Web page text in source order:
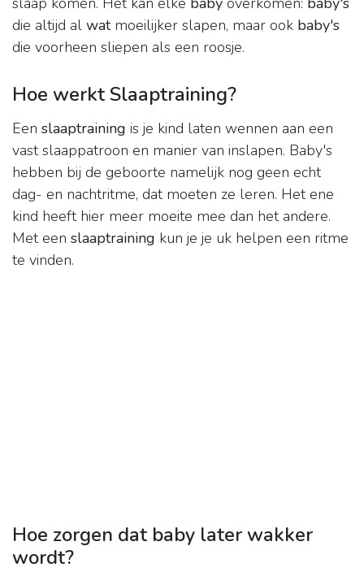
die altijd al watmoeilijker slapen, maar ook baby's
die voorheen sliepen als een roosje.
Hoe werkt Slaaptraining?
Een slaaptraining is je kind laten wennen aan een
vast slaappatroon en manier van inslapen. Baby's
hebben bij de geboorte namelijk nog geen echt
dag- en nachtritme, dat moeten ze leren. Het ene
kind heeft hier meer moeite mee dan het andere.
Met een slaaptraining kun je je uk helpen een ritme
te vinden.
Hoe zorgen dat baby later wakker
wordt?